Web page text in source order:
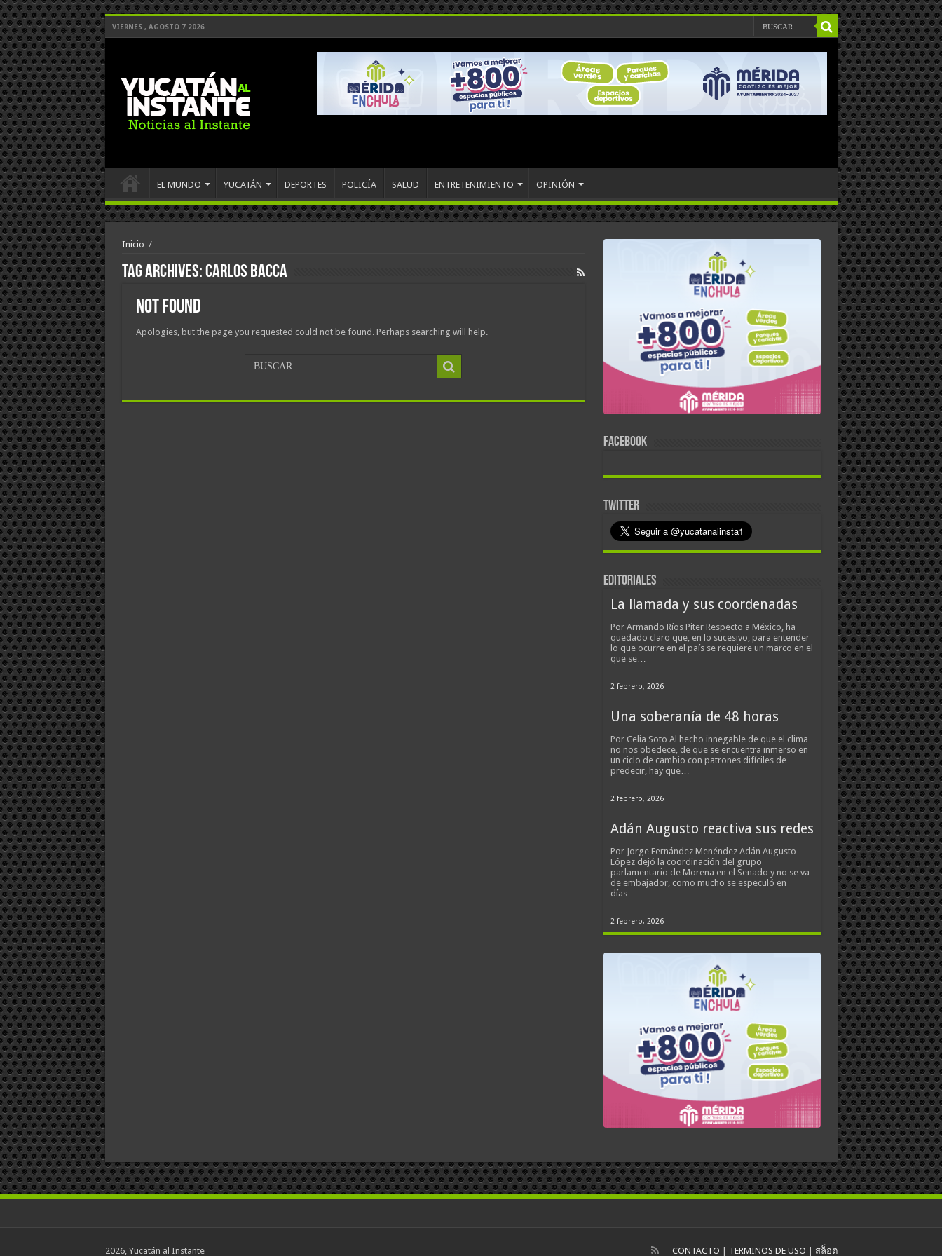
VIERNES , AGOSTO 7 2026
EL MUNDO YUCATÁN DEPORTES POLICÍA SALUD ENTRETENIMIENTO OPINIÓN
Inicio /
Tag Archives:Carlos Bacca
Not Found
Apologies, but the page you requested could not be found. Perhaps searching will help.
FACEBOOK
TWITTER
EDITORIALES
La llamada y sus coordenadas
Por Armando Ríos Piter Respecto a México, ha
quedado claro que, en lo sucesivo, para entender
lo que ocurre en el país se requiere un marco en el
que se…
2 febrero, 2026
Una soberanía de 48 horas
Por Celia Soto Al hecho innegable de que el clima
no nos obedece, de que se encuentra inmerso en
un ciclo de cambio con patrones difíciles de
predecir, hay que…
2 febrero, 2026
Adán Augusto reactiva sus redes
Por Jorge Fernández Menéndez Adán Augusto
López dejó la coordinación del grupo
parlamentario de Morena en el Senado y no se va
de embajador, como mucho se especuló en
días…
2 febrero, 2026
CONTACTO TERMINOS DE USO สล็อต
2026, Yucatán al Instante